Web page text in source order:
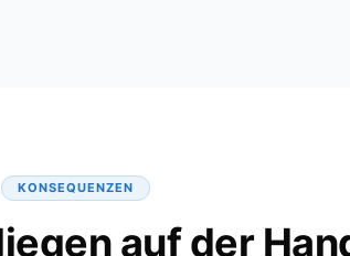
KONSEQUENZEN
auf der